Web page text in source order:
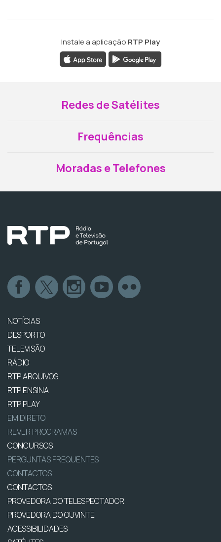
Instale a aplicação RTP Play
Redes de Satélites
Frequências
Moradas e Telefones
NOTÍCIAS
DESPORTO
TELEVISÃO
RÁDIO
RTP ARQUIVOS
RTP ENSINA
RTP PLAY
EM DIRETO
REVER PROGRAMAS
CONCURSOS
PERGUNTAS FREQUENTES
CONTACTOS
CONTACTOS
PROVEDORA DO TELESPECTADOR
PROVEDORA DO OUVINTE
ACESSIBILIDADES